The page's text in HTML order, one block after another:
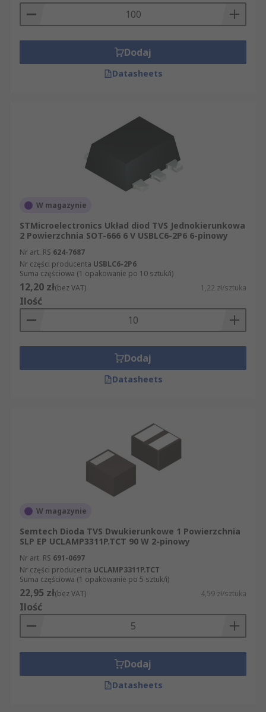
Dodaj
Datasheets
W magazynie
STMicroelectronics Układ diod TVS Jednokierunkowa
2 Powierzchnia SOT-666 6 V USBLC6-2P6 6-pinowy
Nr art. RS 624-7687
Nr części producenta USBLC6-2P6
Suma częściowa (1 opakowanie po 10 sztuk/i)
12,20 zł(bez VAT) 1,22 zł/sztuka
Ilość
Dodaj
Datasheets
W magazynie
Semtech Dioda TVS Dwukierunkowe 1 Powierzchnia
SLP EP UCLAMP3311P.TCT 90 W 2-pinowy
Nr art. RS 691-0697
Nr części producenta UCLAMP3311P.TCT
Suma częściowa (1 opakowanie po 5 sztuk/i)
22,95 zł(bez VAT) 4,59 zł/sztuka
Ilość
Dodaj
Datasheets